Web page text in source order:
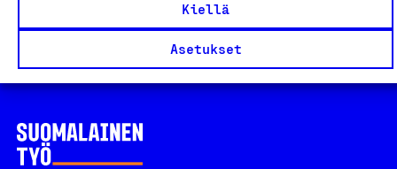
Kiellä
Asetukset
Matkailu-, majoitus- ja ravitsemispalvelut